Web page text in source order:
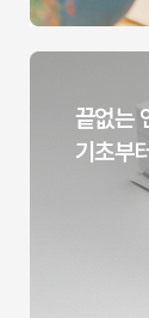
끝없는
기초부